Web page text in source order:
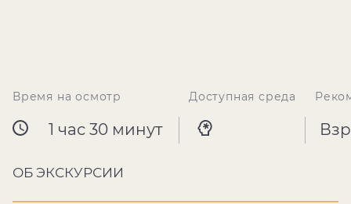
Время на осмотр
1 час 30 минут
Доступная среда
ОБ ЭКСКУРСИИ